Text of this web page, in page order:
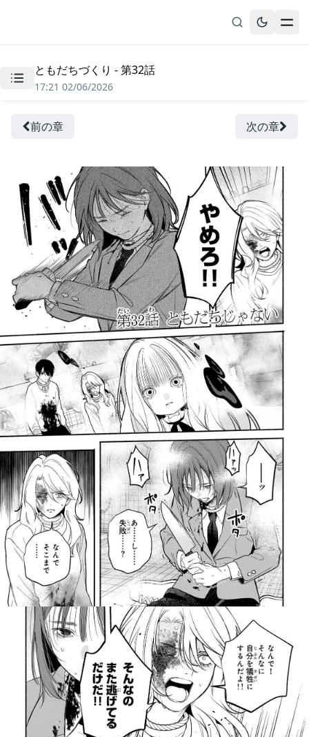
無料漫画
履歴
ともだちづくり - 第32話
17:21 02/06/2026
前の章 次の章